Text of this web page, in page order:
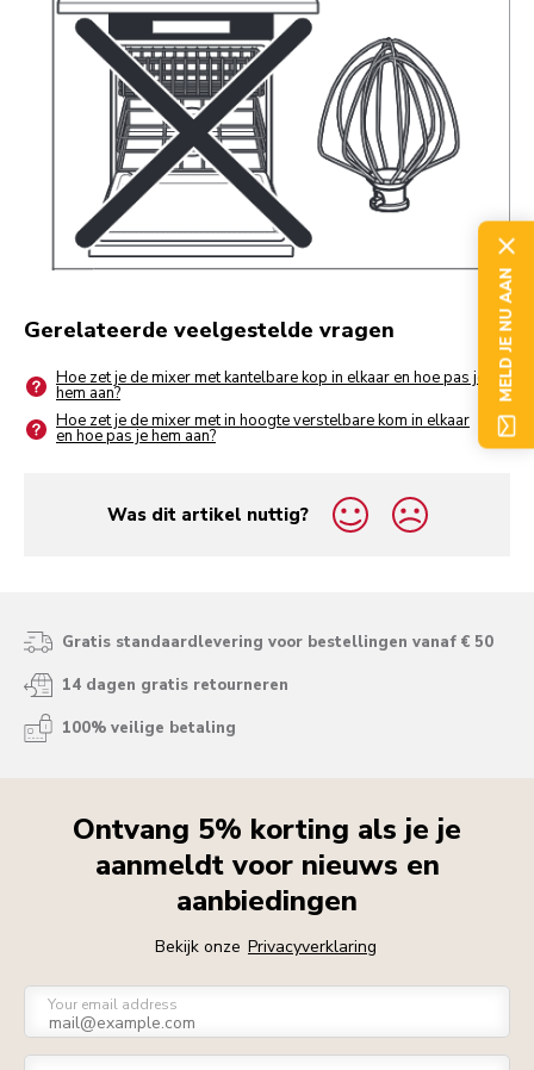
Gerelateerde veelgestelde vragen
Hoe zet je de mixer met kantelbare kop in elkaar en hoe pas je
hem aan?
Hoe zet je de mixer met in hoogte verstelbare kom in elkaar
en hoe pas je hem aan?
Was dit artikel nuttig?
yes
no
Gratis standaardlevering voor bestellingen vanaf € 50
14 dagen gratis retourneren
100% veilige betaling
Ontvang 5% korting als je je
aanmeldt voor nieuws en
aanbiedingen
Bekijk onze Privacyverklaring
Your email address
MELD JE NU AAN